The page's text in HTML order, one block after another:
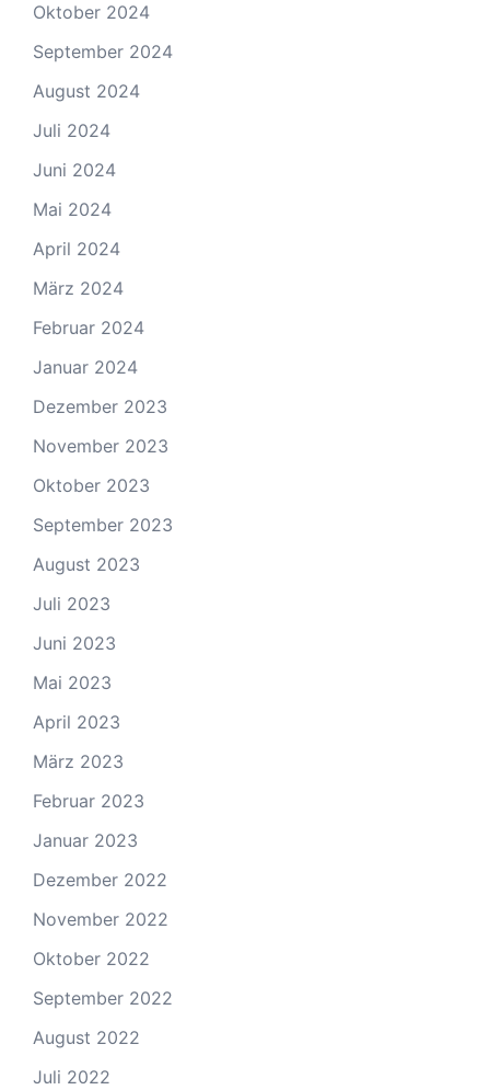
Oktober 2024
September 2024
August 2024
Juli 2024
Juni 2024
Mai 2024
April 2024
März 2024
Februar 2024
Januar 2024
Dezember 2023
November 2023
Oktober 2023
September 2023
August 2023
Juli 2023
Juni 2023
Mai 2023
April 2023
März 2023
Februar 2023
Januar 2023
Dezember 2022
November 2022
Oktober 2022
September 2022
August 2022
Juli 2022